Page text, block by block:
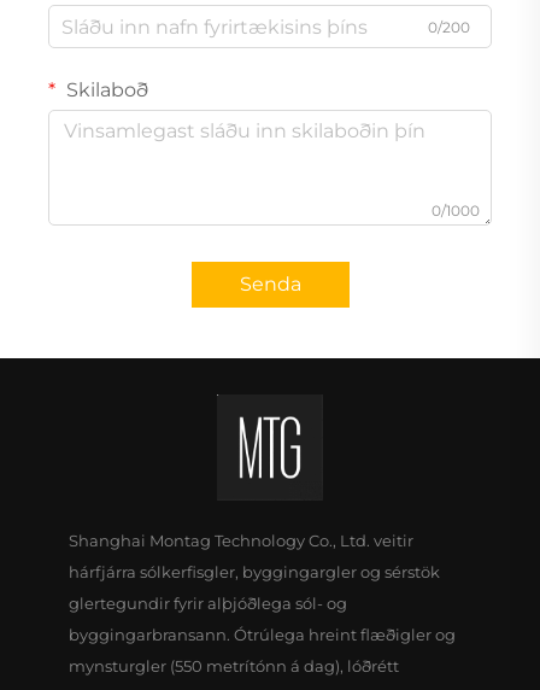
0/200
Skilaboð
0/1000
Senda
Shanghai Montag Technology Co., Ltd. veitir
hárfjárra sólkerfisgler, byggingargler og sérstök
glertegundir fyrir alþjóðlega sól- og
byggingarbransann. Ótrúlega hreint flæðigler og
mynsturgler (550 metrítónn á dag), lóðrétt